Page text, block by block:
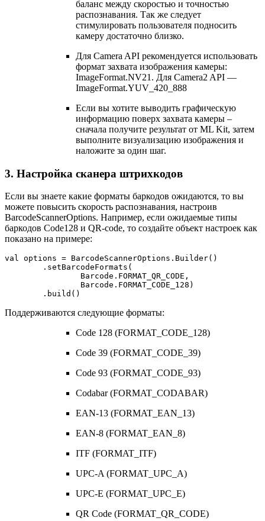
баланс между скоростью и точностью
распознавания. Так же следует
стимулировать пользователя подносить
камеру достаточно близко.
Для Camera API рекомендуется использовать
формат захвата изображения камеры:
ImageFormat.NV21. Для Camera2 API —
ImageFormat.YUV_420_888
Если вы хотите выводить графическую
информацию поверх захвата камеры –
сначала получите результат от ML Kit, затем
выполните визуализацию изображения и
наложите за один шаг.
3. Настройка сканера штрихкодов
Если вы знаете какие форматы баркодов ожидаются, то вы
можете повысить скорость распознавания, настроив
BarcodeScannerOptions. Например, если ожидаемые типы
баркодов Code128 и QR-code, то создайте объект настроек как
показано на примере:
val options = BarcodeScannerOptions.Builder()
.setBarcodeFormats(
Barcode.FORMAT_QR_CODE,
Barcode.FORMAT_CODE_128)
.build()
Поддерживаются следующие форматы:
Code 128 (FORMAT_CODE_128)
Code 39 (FORMAT_CODE_39)
Code 93 (FORMAT_CODE_93)
Codabar (FORMAT_CODABAR)
EAN-13 (FORMAT_EAN_13)
EAN-8 (FORMAT_EAN_8)
ITF (FORMAT_ITF)
UPC-A (FORMAT_UPC_A)
UPC-E (FORMAT_UPC_E)
QR Code (FORMAT_QR_CODE)